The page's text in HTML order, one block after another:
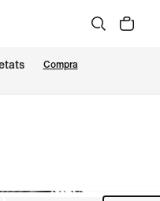
Compra